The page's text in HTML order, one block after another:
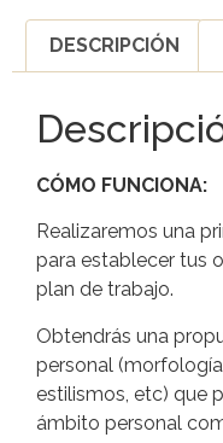
DESCRIPCIÓN
CÓMO FUNCIONA:
Realizaremos una
para establecer tus
plan de trabajo.
Obtendrás una
personal
estilismos, etc) que
ámbito personal